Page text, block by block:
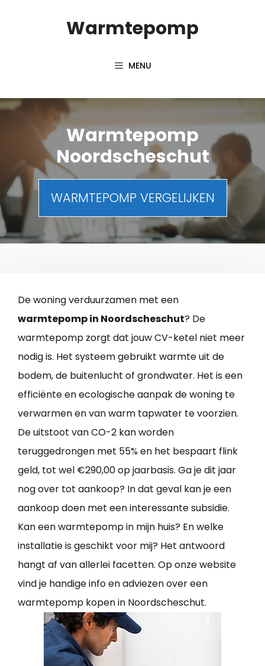
Warmtepomp
MENU
Warmtepomp
Noordscheschut
WARMTEPOMP VERGELIJKEN
De woning verduurzamen met een
warmtepomp in Noordscheschut? De
warmtepomp zorgt dat jouw CV-ketel niet meer
nodig is. Het systeem gebruikt warmte uit de
bodem, de buitenlucht of grondwater. Het is een
efficiënte en ecologische aanpak de woning te
verwarmen en van warm tapwater te voorzien.
De uitstoot van CO-2 kan worden
teruggedrongen met 55% en het bespaart flink
geld, tot wel €290,00 op jaarbasis. Ga je dit jaar
nog over tot aankoop? In dat geval kan je een
aankoop doen met een interessante subsidie.
Kan een warmtepomp in mijn huis? En welke
installatie is geschikt voor mij? Het antwoord
hangt af van allerlei facetten. Op onze website
vind je handige info en adviezen over een
warmtepomp kopen in Noordscheschut.